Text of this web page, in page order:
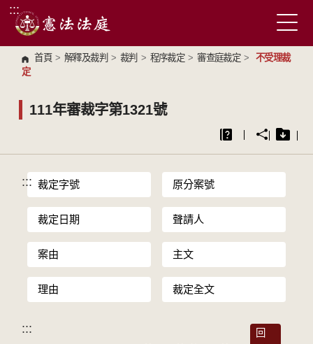
跳到主要內容區塊
:::
首頁 > 解釋及裁判 > 裁判 > 程序裁定 > 審查庭裁定 >
不受理裁
定
111年審裁字第1321號
::: 裁定字號 原分案號
裁定日期 聲請人
案由 主文
理由 裁定全文
:::
回